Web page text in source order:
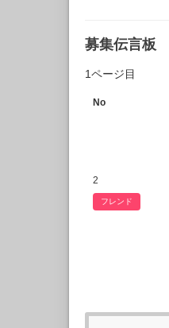
募集伝言板
1ページ目
No
2
フレンド